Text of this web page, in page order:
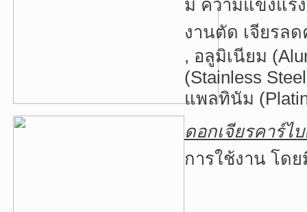
มี ความแข็งแร
งานตัด เจียรล
, อลูมิเนียม
(Stainless
แพลทินัม
ดอกเจียรคาร์ไ
การใช้งาน โด